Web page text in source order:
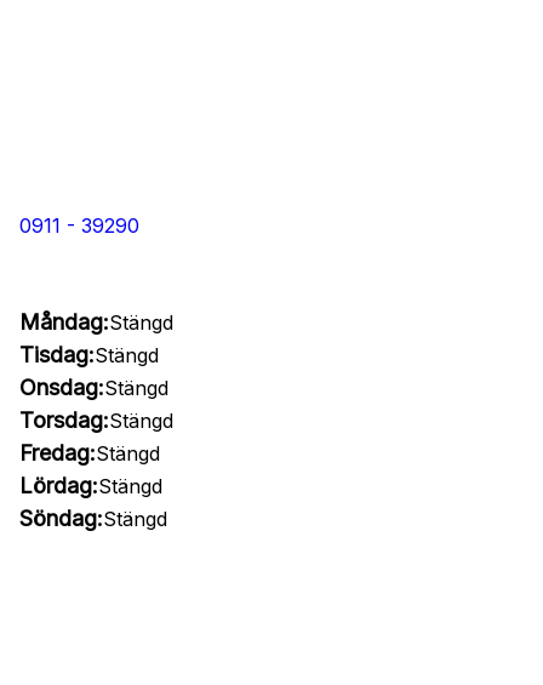
0911 - 39290
Måndag:Stängd
Tisdag:Stängd
Onsdag:Stängd
Torsdag:Stängd
Fredag:Stängd
Lördag:Stängd
Söndag:Stängd